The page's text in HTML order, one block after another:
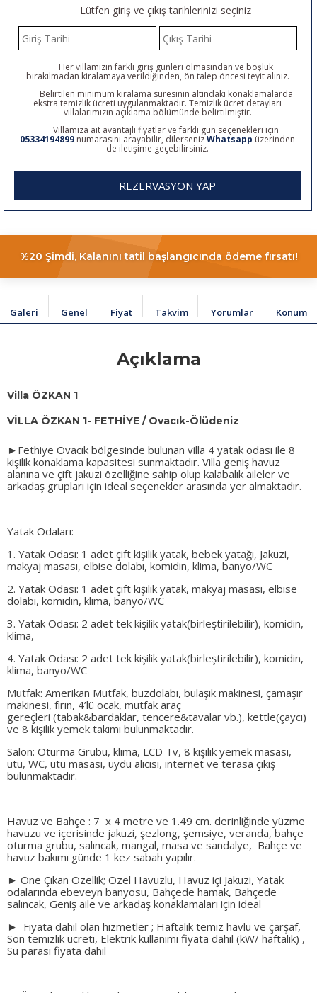
Lütfen giriş ve çıkış tarihlerinizi seçiniz
Her villamızın farklı giriş günleri olmasından ve boşluk
bırakılmadan kiralamaya verildiğinden, ön talep öncesi teyit alınız.
Belirtilen minimum kiralama süresinin altındaki konaklamalarda
ekstra temizlik ücreti uygulanmaktadır. Temizlik ücret detayları
villalarımızın açıklama bölümünde belirtilmiştir.
Villamıza ait avantajlı fiyatlar ve farklı gün seçenekleri için
05334194899 numarasını arayabilir, dilersenizWhatsapp üzerinden
de iletişime geçebilirsiniz.
REZERVASYON YAP
%20 Şimdi, Kalanını tatil başlangıcında ödeme fırsatı!
Galeri Genel Fiyat Takvim Yorumlar Konum
Açıklama
Villa ÖZKAN 1
VİLLA ÖZKAN 1- FETHİYE / Ovacık-Ölüdeniz
► Fethiye Ovacık bölgesinde bulunan villa 4 yatak odası ile 8
kişilik konaklama kapasitesi sunmaktadır. Villa geniş havuz
alanına ve çift jakuzi özelliğine sahip olup kalabalık aileler ve
arkadaş grupları için ideal seçenekler arasında yer almaktadır.
Yatak Odaları:
1. Yatak Odası: 1 adet çift kişilik yatak, bebek yatağı, Jakuzi,
makyaj masası, elbise dolabı, komidin, klima, banyo/WC
2. Yatak Odası: 1 adet çift kişilik yatak, makyaj masası, elbise
dolabı, komidin, klima, banyo/WC
3. Yatak Odası: 2 adet tek kişilik yatak(birleştirilebilir), komidin,
klima,
4. Yatak Odası: 2 adet tek kişilik yatak(birleştirilebilir), komidin,
klima, banyo/WC
Mutfak: Amerikan Mutfak, buzdolabı, bulaşık makinesi, çamaşır
makinesi, fırın, 4’lü ocak, mutfak araç
gereçleri (tabak&bardaklar, tencere&tavalar vb.), kettle(çaycı)
ve 8 kişilik yemek takımı bulunmaktadır.
Salon: Oturma Grubu, klima, LCD Tv, 8 kişilik yemek masası,
ütü, WC, ütü masası, uydu alıcısı, internet ve terasa çıkış
bulunmaktadır.
Havuz ve Bahçe : 7 x 4 metre ve 1.49 cm. derinliğinde yüzme
havuzu ve içerisinde jakuzi, şezlong, şemsiye, veranda, bahçe
oturma grubu, salıncak, mangal, masa ve sandalye, Bahçe ve
havuz bakımı günde 1 kez sabah yapılır.
► Öne Çıkan Özellik; Özel Havuzlu, Havuz içi Jakuzi, Yatak
odalarında ebeveyn banyosu, Bahçede hamak, Bahçede
salıncak, Geniş aile ve arkadaş konaklamaları için ideal
► Fiyata dahil olan hizmetler ; Haftalık temiz havlu ve çarşaf,
Son temizlik ücreti, Elektrik kullanımı fiyata dahil (kW/ haftalık) ,
Su parası fiyata dahil